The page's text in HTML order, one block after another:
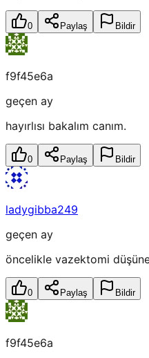
0 Paylaş Bildir
f9f45e6a
geçen ay
hayırlısı bakalım canım.
0 Paylaş Bildir
ladygibba249
geçen ay
öncelikle vazektomi
0 Paylaş Bildir
f9f45e6a